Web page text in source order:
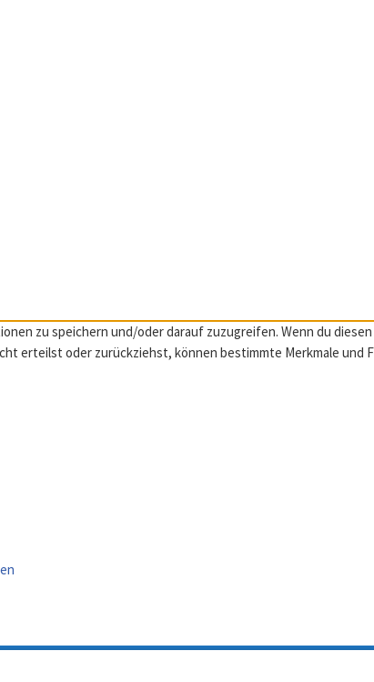
zu speichern und/oder darauf zuzugreifen. Wenn du
erteilst oder zurückziehst, können bestimmte Merkmale